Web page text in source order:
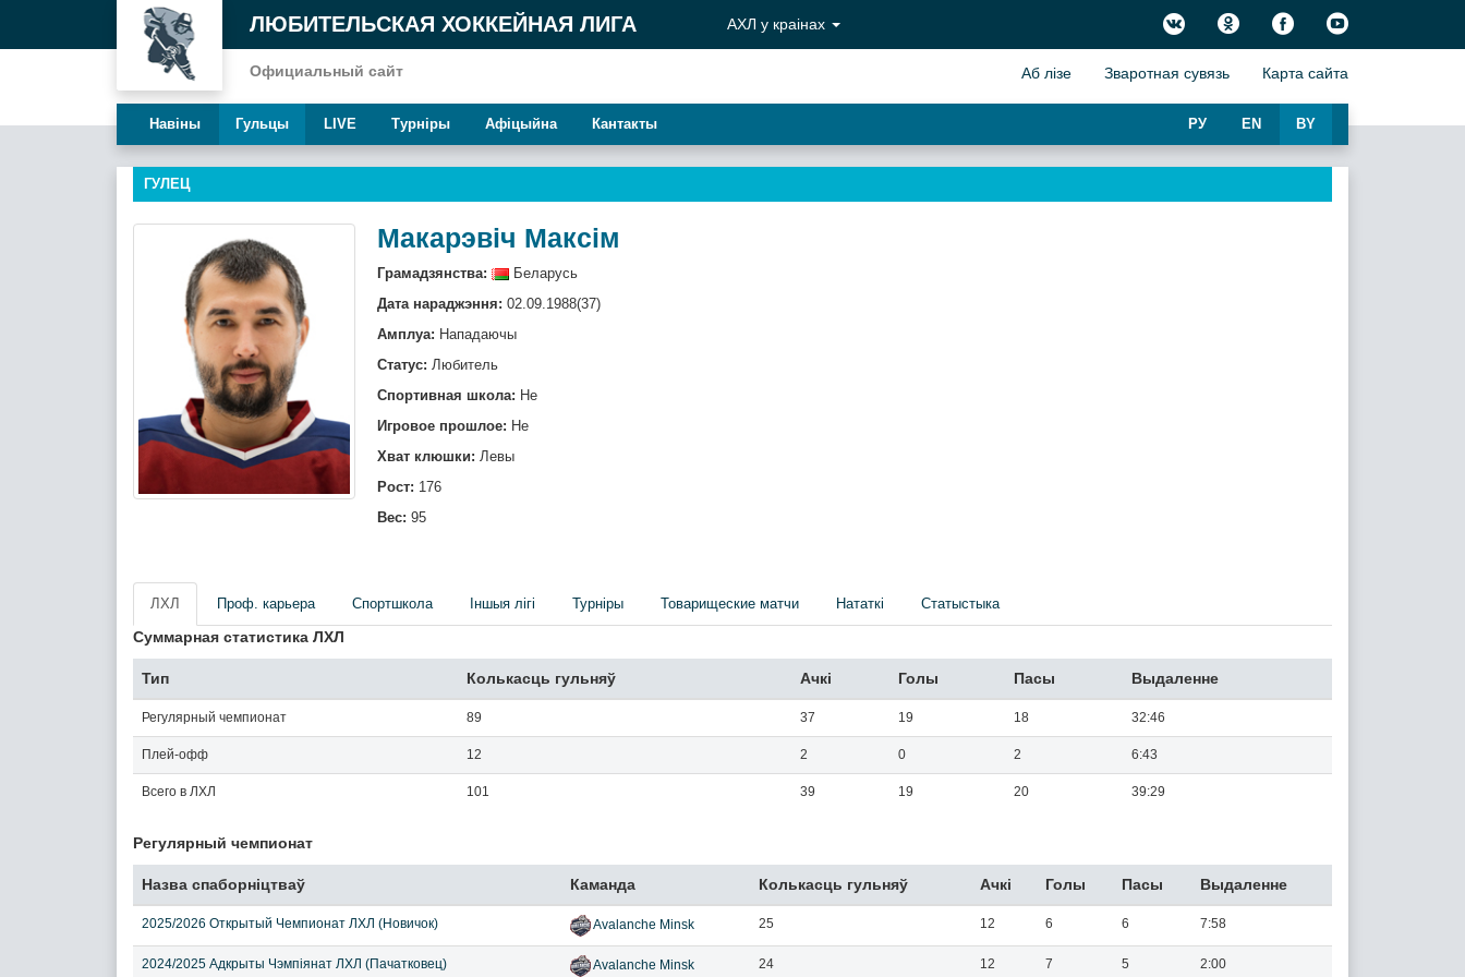
ЛЮБИТЕЛЬСКАЯ ХОККЕЙНАЯ ЛИГА
Официальный сайт
АХЛ у краiнах
Аб лiзе Зваротная сувязь Карта сайта
Навiны Гульцы LIVE Турнiры Афiцыйна Кантакты BY
EN
РУ
ГУЛЕЦ
Макарэвіч Максім
Грамадзянства:
Беларусь
Дата нараджэння: 02.09.1988(37)
Амплуа: Нападаючы
Статус: Любитель
Спортивная школа: Не
Игровое прошлое: Не
Хват клюшки: Левы
Рост: 176
Вес: 95
ЛХЛ Проф. карьера Спортшкола Iншыя лігі Турніры Товарищеские матчи Нататкі Статыстыка
Суммарная статистика ЛХЛ
Тип Колькасць гульняў Ачкi Голы Пасы Выдаленне
Регулярный чемпионат 89 37 19 18 32:46
Плей-офф 12 2 0 2 6:43
Всего в ЛХЛ 101 39 19 20 39:29
Регулярный чемпионат
Назва спаборніцтваў Каманда Колькасць гульняў Ачкi Голы Пасы Выдаленне
2025/2026 Открытый Чемпионат ЛХЛ (Новичок) Avalanche Minsk 25 12 6 6 7:58
2024/2025 Адкрыты Чэмпіянат ЛХЛ (Пачатковец) Avalanche Minsk 24 12 7 5 2:00